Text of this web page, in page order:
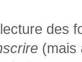
des
(mais